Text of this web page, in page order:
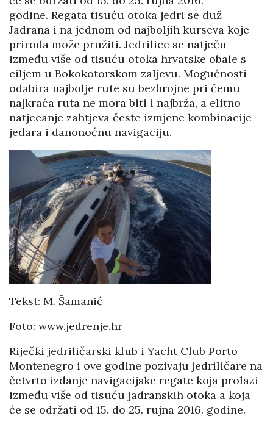
godine. Regata tisuću otoka jedri se duž
Jadrana i na jednom od najboljih kurseva koje
priroda može pružiti. Jedrilice se natječu
između više od tisuću otoka hrvatske obale s
ciljem u Bokokotorskom zaljevu. Mogućnosti
odabira najbolje rute su bezbrojne pri čemu
najkraća ruta ne mora biti i najbrža, a elitno
natjecanje zahtjeva česte izmjene kombinacije
jedara i danonoćnu navigaciju.
Tekst: M. Šamanić
Foto: www.jedrenje.hr
Riječki jedriličarski klub i Yacht Club Porto
Montenegro i ove godine pozivaju jedriličare na
četvrto izdanje navigacijske regate koja prolazi
između više od tisuću jadranskih otoka a koja
će se održati od 15. do 25. rujna 2016. godine.